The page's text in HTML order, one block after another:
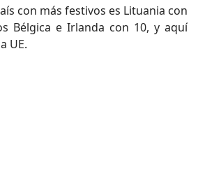
con más festivos es Lituania con
Bélgica e Irlanda con 10, y aquí
UE.